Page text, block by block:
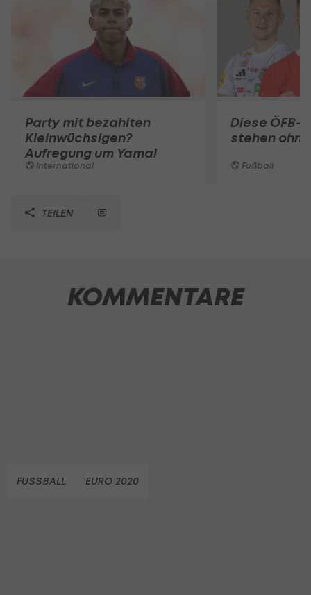
Party mit bezahlten
Kleinwüchsigen?
Aufregung um Yamal
International
Diese ÖFB-
stehen
Fußball
TEILEN
KOMMENTARE
FUSSBALL EURO 2020